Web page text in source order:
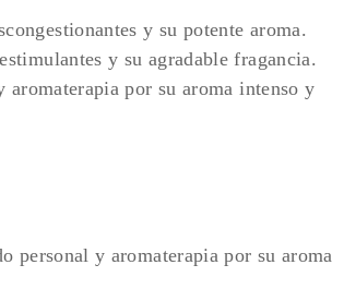
y su potente aroma.
y su agradable fragancia.
por su aroma intenso y
personal y aromaterapia por su aroma